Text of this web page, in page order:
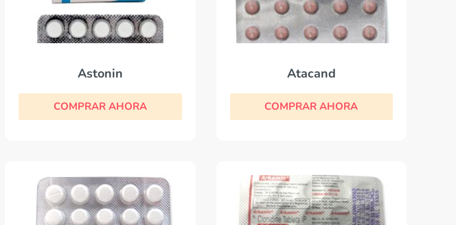
Astonin
COMPRAR AHORA
Atacand
COMPRAR AHORA